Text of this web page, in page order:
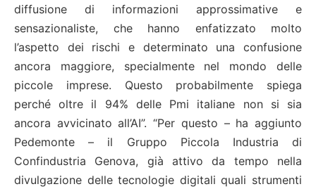
diffusione di informazioni approssimative e
sensazionaliste, che hanno enfatizzato molto
l’aspetto dei rischi e determinato una confusione
ancora maggiore, specialmente nel mondo delle
piccole imprese. Questo probabilmente spiega
perché oltre il 94% delle Pmi italiane non si sia
ancora avvicinato all’AI”. “Per questo – ha aggiunto
Pedemonte – il Gruppo Piccola Industria di
Confindustria Genova, già attivo da tempo nella
divulgazione delle tecnologie digitali quali strumenti